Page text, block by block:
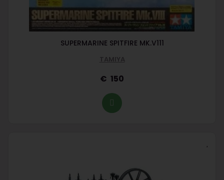
SUPERMARINE SPITFIRE MK.V111
TAMIYA
150